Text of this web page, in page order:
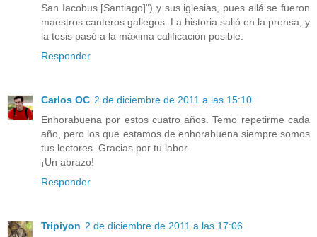
San Iacobus [Santiago]") y sus iglesias, pues allá se fueron
maestros canteros gallegos. La historia salió en la prensa, y
la tesis pasó a la máxima calificación posible.
Responder
Carlos OC 2 de diciembre de 2011 a las 15:10
Enhorabuena por estos cuatro años. Temo repetirme cada
año, pero los que estamos de enhorabuena siempre somos
tus lectores. Gracias por tu labor.
¡Un abrazo!
Responder
Tripiyon 2 de diciembre de 2011 a las 17:06